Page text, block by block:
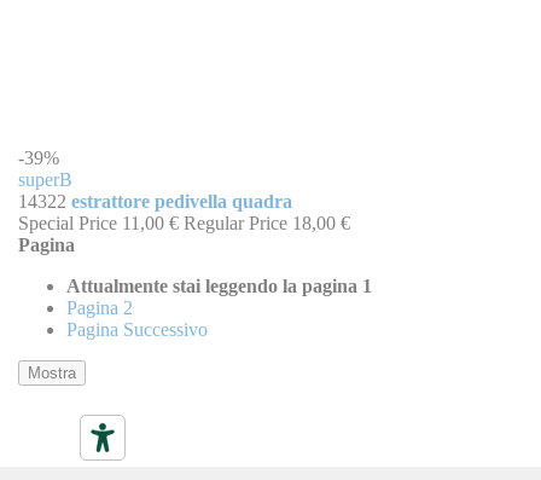
-39%
superB
14322 estrattore pedivella quadra
Special Price 11,00 € Regular Price 18,00 €
Pagina
Attualmente stai leggendo la pagina 1
Pagina 2
Pagina Successivo
Mostra